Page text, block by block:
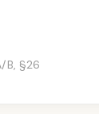
B, §26